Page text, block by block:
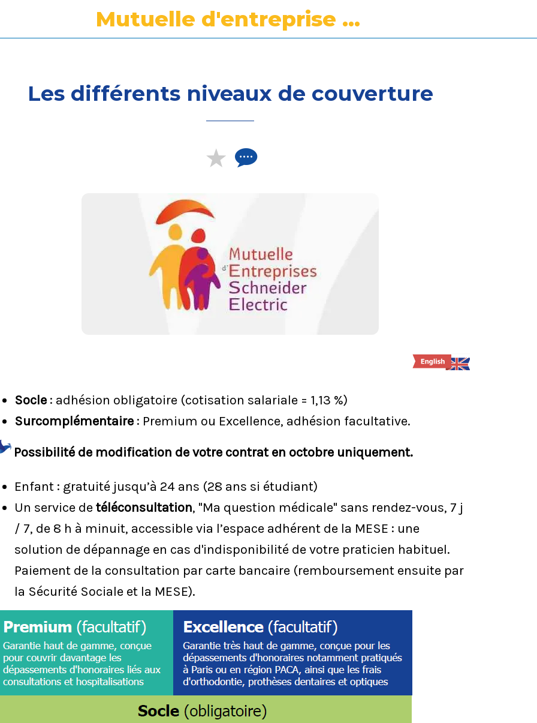
Mutuelle d'entreprise (MESE)
Les différents niveaux de couverture
Socle : adhésion obligatoire (cotisation salariale = 1,13 %)
Surcomplémentaire : Premium ou Excellence, adhésion facultative.
Possibilité de modification de votre contrat en octobre uniquement.
Enfant : gratuité jusqu’à 24 ans (28 ans si étudiant)
Un service detéléconsultation, "Ma question médicale" sans rendez-vous, 7 j
/ 7, de 8 h à minuit, accessible via l’espace adhérent de la MESE : une
solution de dépannage en cas d'indisponibilité de votre praticien habituel.
Paiement de la consultation par carte bancaire (remboursement ensuite par
la Sécurité Sociale et la MESE).